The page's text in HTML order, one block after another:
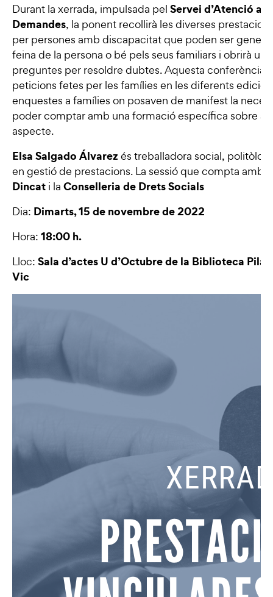
Durant la xerrada, impulsada pel Servei d’Atenció a
Demandes, la ponent recollirà les diverses
per persones amb discapacitat que poden ser
feina de la persona o bé pels seus familiars i obrirà un
preguntes per resoldre dubtes. Aquesta conferència
peticions fetes per les famílies en les diferents
enquestes a famílies on posaven de manifest la
poder comptar amb una formació específica sobre
aspecte.
Elsa Salgado Álvarez és treballadora social,
en gestió de prestacions. La sessió que compta amb
Dincat i la Conselleria de Drets Socials
Dia: Dimarts, 15 de novembre de 2022
Hora: 18:00 h.
Lloc: Sala d’actes U d’Octubre de la Biblioteca
Vic